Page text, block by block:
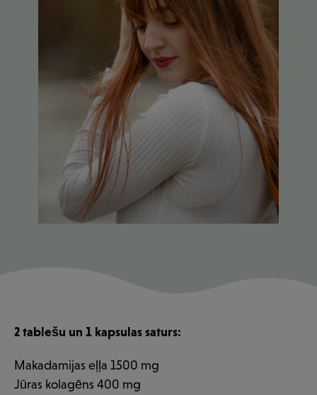
2 tablešu un 1 kapsulas saturs:
Makadamijas eļļa 1500 mg
Jūras kolagēns 400 mg